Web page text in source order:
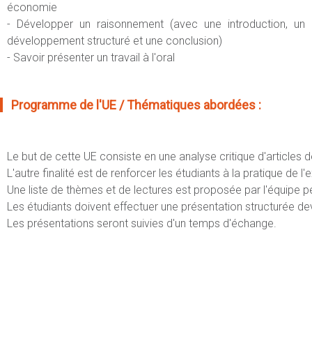
économie
- Développer un raisonnement (avec une introduction, un
développement structuré et une conclusion)
- Savoir présenter un travail à l'oral
Programme de l'UE / Thématiques abordées :
Le but de cette UE consiste en une analyse critique d'articles
L'autre finalité est de renforcer les étudiants à la pratique de
Une liste de thèmes et de lectures est proposée par l'équipe
Les étudiants doivent effectuer une présentation structurée
Les présentations seront suivies d'un temps d'échange.